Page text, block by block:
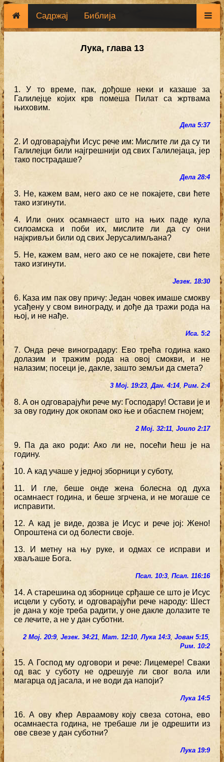
Садржај Библија
Лука, глава 13
1. У то време, пак, дођоше неки и казаше за
Галилејце којих крв помеша Пилат са жртвама
њиховим.
Дела 5:37
2. И одговарајући Исус рече им: Мислите ли да су ти
Галилејци били најгрешнији од свих Галилејаца, јер
тако пострадаше?
Дела 28:4
3. Не, кажем вам, него ако се не покајете, сви ћете
тако изгинути.
4. Или оних осамнаест што на њих паде кула
силоамска и поби их, мислите ли да су они
најкривљи били од свих Јерусалимљана?
5. Не, кажем вам, него ако се не покајете, сви ћете
тако изгинути.
Језек. 18:30
6. Каза им пак ову причу: Један човек имаше смокву
усађену у свом винограду, и дође да тражи рода на
њој, и не нађе.
Иса. 5:2
7. Онда рече виноградару: Ево трећа година како
долазим и тражим рода на овој смокви, и не
налазим; посеци је, дакле, зашто земљи да смета?
3 Мој. 19:23,Дан. 4:14, Рим. 2:4
8. А он одговарајући рече му: Господару! Остави је и
за ову годину док окопам око ње и обаспем гнојем;
2 Мој. 32:11, Јоило 2:17
9. Па да ако роди: Ако ли не, посећи ћеш је на
годину.
10. А кад учаше у једној зборници у суботу,
11. И гле, беше онде жена болесна од духа
осамнаест година, и беше згрчена, и не могаше се
исправити.
12. А кад је виде, дозва је Исус и рече јој: Жено!
Опроштена си од болести своје.
13. И метну на њу руке, и одмах се исправи и
хваљаше Бога.
Псал. 10:3, Псал. 116:16
14. А старешина од зборнице срђаше се што је Исус
исцели у суботу, и одговарајући рече народу: Шест
је дана у које треба радити, у оне дакле долазите те
се лечите, а не у дан суботни.
2 Мој. 20:9, Језек. 34:21, Мат. 12:10,Лука 14:3, Јован 5:15,
Рим. 10:2
15. А Господ му одговори и рече: Лицемере! Сваки
од вас у суботу не одрешује ли свог вола или
магарца од јасала, и не води да напоји?
Лука 14:5
16. А ову кћер Авраамову коју свеза сотона, ево
осамнаеста година, не требаше ли је одрешити из
ове свезе у дан суботни?
Лука 19:9